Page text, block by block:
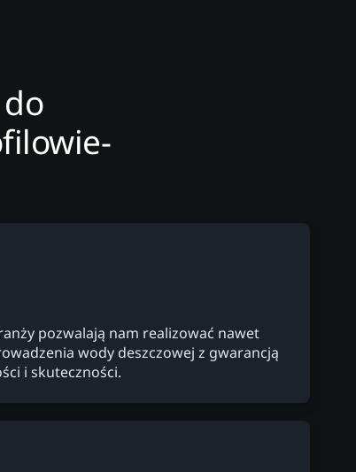
pozwalają nam realizować nawet
wody deszczowej z gwarancją
i skuteczności.